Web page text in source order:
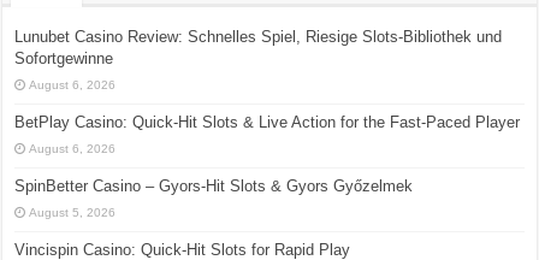
Lunubet Casino Review: Schnelles Spiel, Riesige Slots-Bibliothek und
Sofortgewinne
August 6, 2026
BetPlay Casino: Quick‑Hit Slots & Live Action for the Fast‑Paced Player
August 6, 2026
SpinBetter Casino – Gyors‑Hit Slots & Gyors Győzelmek
August 5, 2026
Vincispin Casino: Quick‑Hit Slots for Rapid Play